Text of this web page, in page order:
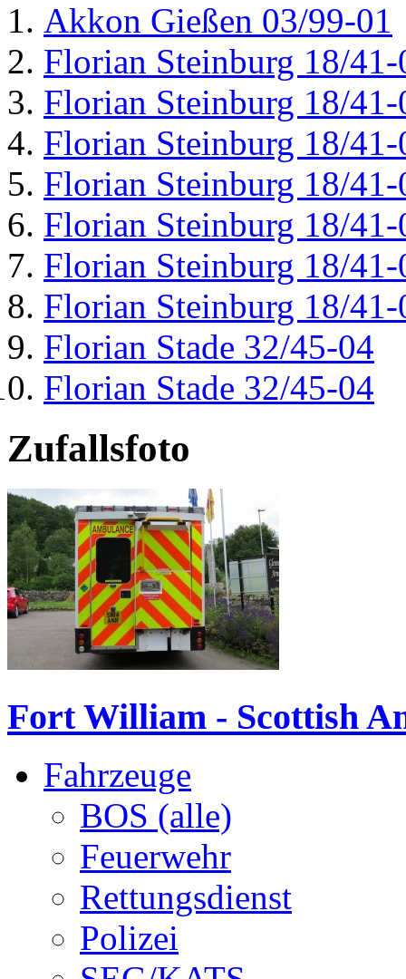
Akkon Gießen 03/99-01
Florian Steinburg 18/41-
Florian Steinburg 18/41-
Florian Steinburg 18/41-
Florian Steinburg 18/41-
Florian Steinburg 18/41-
Florian Steinburg 18/41-
Florian Steinburg 18/41-
Florian Stade 32/45-04
Florian Stade 32/45-04
Zufallsfoto
Fort William - Scottish
Fahrzeuge
BOS (alle)
Feuerwehr
Rettungsdienst
Polizei